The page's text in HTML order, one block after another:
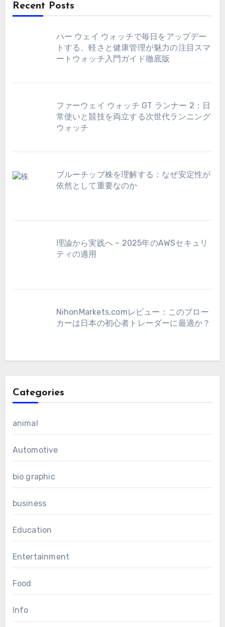
Recent Posts
ハー ウェイ ウォッチで毎日をアップデー
トする、軽さと健康管理が魅力の注目スマ
ートウォッチ入門ガイド徹底版
ファーウェイ ウォッチ GT ランナー 2：日
常使いと競技を両立する次世代ランニング
ウォッチ
ブルーチップ株を理解する：なぜ安定性が
依然として重要なのか
理論から実践へ – 2025年のAWSセキュリ
ティの適用
NihonMarkets.comレビュー：このブロー
カーは日本の初心者トレーダーに最適か？
Categories
animal
Automotive
bio graphic
business
Education
Entertainment
Food
Info